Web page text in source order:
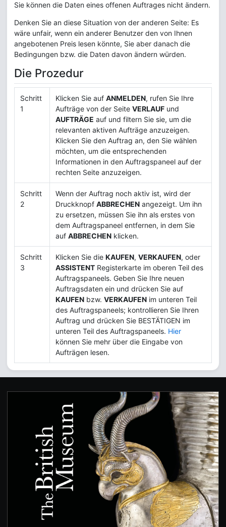
Sie können die Daten eines offenen Auftrages nicht ändern.
Denken Sie an diese Situation von der anderen Seite: Es
wäre unfair, wenn ein anderer Benutzer den von Ihnen
angebotenen Preis lesen könnte, Sie aber danach die
Bedingungen bzw. die Daten davon ändern würden.
Die Prozedur
Schritt
1
Klicken Sie auf ANMELDEN, rufen Sie Ihre
Aufträge von der Seite VERLAUFund
AUFTRÄGE auf und filtern Sie sie, um die
relevanten aktiven Aufträge anzuzeigen.
Klicken Sie den Auftrag an, den Sie wählen
möchten, um die entsprechenden
Informationen in den Auftragspaneel auf der
rechten Seite anzuzeigen.
Schritt
2
Wenn der Auftrag noch aktiv ist, wird der
Druckknopf ABBRECHENangezeigt. Um ihn
zu ersetzen, müssen Sie ihn als erstes von
dem Auftragspaneel entfernen, in dem Sie
auf ABBRECHENklicken.
Schritt
3
Klicken Sie die KAUFEN, VERKAUFEN, oder
ASSISTENTRegisterkarte im oberen Teil des
Auftragspaneels. Geben Sie Ihre neuen
Auftragsdaten ein und drücken Sie auf
KAUFENbzw. VERKAUFENim unteren Teil
des Auftragspaneels; kontrollieren Sie Ihren
Auftrag und drücken Sie BESTÄTIGEN im
unteren Teil des Auftragspaneels. Hier
können Sie mehr über die Eingabe von
Aufträgen lesen.